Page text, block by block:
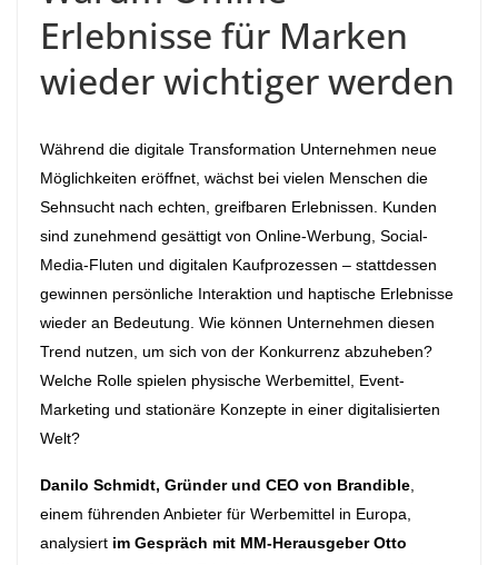
Erlebnisse für Marken
wieder wichtiger werden
Während die digitale Transformation Unternehmen neue
Möglichkeiten eröffnet, wächst bei vielen Menschen die
Sehnsucht nach echten, greifbaren Erlebnissen. Kunden
sind zunehmend gesättigt von Online-Werbung, Social-
Media-Fluten und digitalen Kaufprozessen – stattdessen
gewinnen persönliche Interaktion und haptische Erlebnisse
wieder an Bedeutung. Wie können Unternehmen diesen
Trend nutzen, um sich von der Konkurrenz abzuheben?
Welche Rolle spielen physische Werbemittel, Event-
Marketing und stationäre Konzepte in einer digitalisierten
Welt?
Danilo Schmidt, Gründer und CEO von Brandible,
einem führenden Anbieter für Werbemittel in Europa,
analysiert im Gespräch mit MM-Herausgeber Otto